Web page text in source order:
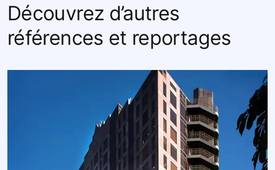
Découvrez d’autres
références et reportages